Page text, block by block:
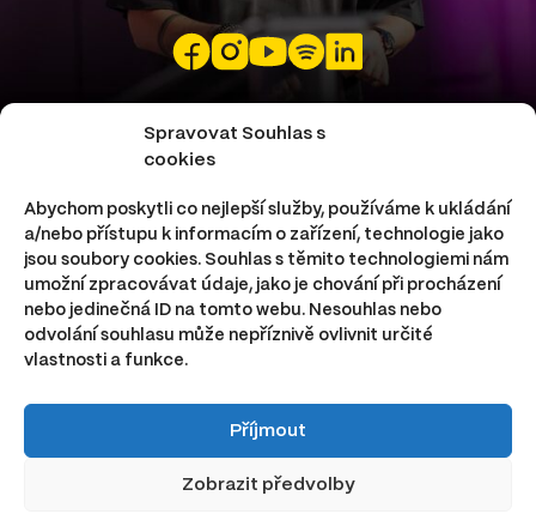
Spravovat Souhlas s
cookies
Abychom poskytli co nejlepší služby, používáme k ukládání
a/nebo přístupu k informacím o zařízení, technologie jako
jsou soubory cookies. Souhlas s těmito technologiemi nám
umožní zpracovávat údaje, jako je chování při procházení
nebo jedinečná ID na tomto webu. Nesouhlas nebo
odvolání souhlasu může nepříznivě ovlivnit určité
vlastnosti a funkce.
Příjmout
Zobrazit předvolby
JS SHOW PRODUCTION S.R.O.
Rybná 716/24
110 00 Praha – Staré Město
IČ: 23433191
DIČ: CZ23433191
Podmínky užívání webu
Copyright © 2026 Juraj Sutoris — všechna práva
vyhrazena.